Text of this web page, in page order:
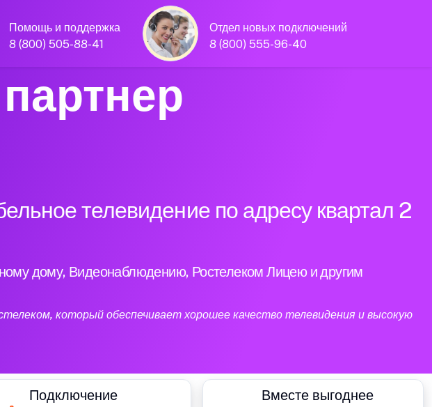
Помощь и поддержка
8 (800) 505-88-41
Отдел новых подключений
8 (800) 555-96-40
телевидение по адресу квартал 2
дому, Видеонаблюдению, Ростелеком Лицею и другим
который обеспечивает хорошее качество телевидения и высокую
Подключение Вместе выгоднее